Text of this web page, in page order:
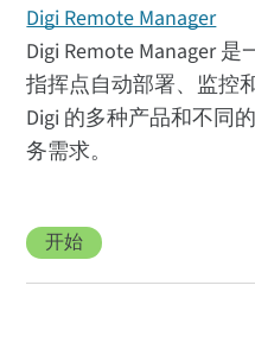
Digi Remote Manager
Digi Remote Manager
指挥点自动部署、监控
Digi 的多种产品和不同
务需求。
开始